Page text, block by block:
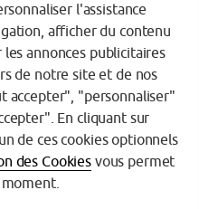
l'assistance
afficher du contenu
annonces publicitaires
de notre site et de nos
accepter", "personnaliser"
En cliquant sur
de ces cookies optionnels
des Cookiesvous permet